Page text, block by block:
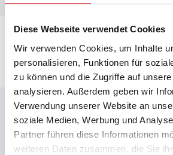
Diese Webseite verwendet Cookies
Wir verwenden Cookies, um Inhalte
personalisieren, Funktionen für
zu können und die Zugriffe auf
analysieren. Außerdem geben wir
Verwendung unserer Website an
soziale Medien, Werbung und
Partner führen diese Informationen
weiteren Daten zusammen, die Sie
DOWNLOADS
Gesamtkatalog